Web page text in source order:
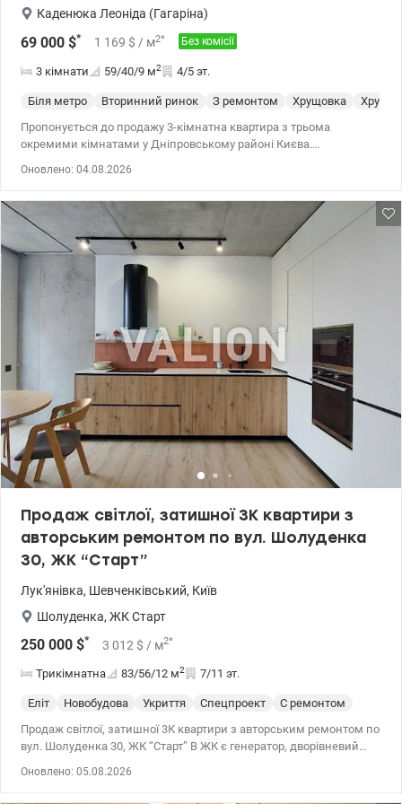
сплачуємо. Ціна 136 000 у.о. Марина, тел.: 063 392 35 35
valion.ua/1155074
Каденюка Леоніда (Гагаріна)
69 000 $* 1 169 $ / м2* Без комісії
3 кімнати 59/40/9 м2 4/5 эт.
Біля метро Вторинний ринок З ремонтом Хрущовка
Пропонується до продажу 3-кімнатна квартира з трьома
окремими кімнатами у Дніпровському районі Києва.
магістралей. Локація: 20 хвилин пішки до станцій метро
«Чернігівська» та «Дарниця» 10 хвилин пішки до Дарницької
площі . Зручна транспортна розв’язка в усі райони Києва.
Інфраструктура: У пішій доступності розташовані дитячі садки,
школи, ліцеї, супермаркети, аптеки, банки, кафе, спортивні
клуби. Безготівковий розрахунок розглядається. Ціна- 69000 у.о.
без комісії Моб. (096) 59-43-044 Віта, valion.ua/1155072
Оновлено: 04.08.2026
Продаж світлої, затишної 3К квартири з
авторським ремонтом по вул. Шолуденка
30, ЖК “Старт”
Лук'янівка, Шевченківський, Київ
Шолуденка, ЖК Старт
250 000 $* 3 012 $ / м2*
Трикімнатна 83/56/12 м2 7/11 эт.
Еліт Новобудова Укриття Спецпроект
С ремонтом
Продаж світлої, затишної 3К квартири з авторським ремонтом по
вул. Шолуденка 30, ЖК “Старт” В ЖК є генератор, дворівневий
Оновлено: 05.08.2026